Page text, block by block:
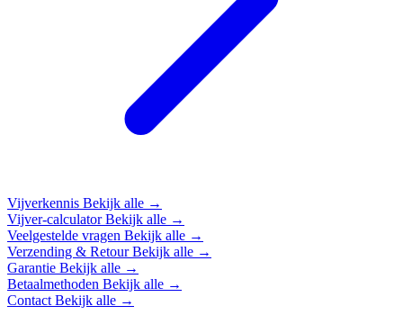
Vijverkennis Bekijk alle →
Vijver-calculatorBekijk alle →
Veelgestelde vragen Bekijk alle →
Verzending & RetourBekijk alle →
Garantie Bekijk alle →
Betaalmethoden Bekijk alle →
Contact Bekijk alle →